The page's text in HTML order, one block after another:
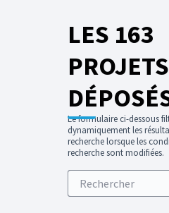
LES 163
PROJETS
Le formulaire ci-dessous
dynamiquement les
recherche lorsque les
recherche sont modifiées.